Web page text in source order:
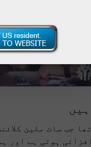
جب سات ملین
ہوتی ہے اور